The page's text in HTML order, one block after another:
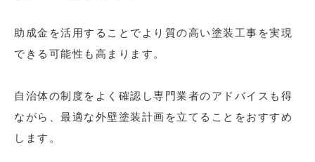
助成金を活用することでより質の高い塗装工事を実現
できる可能性も高まります。
自治体の制度をよく確認し専門業者のアドバイスも得
ながら、最適な外壁塗装計画を立てることをおすすめ
します。